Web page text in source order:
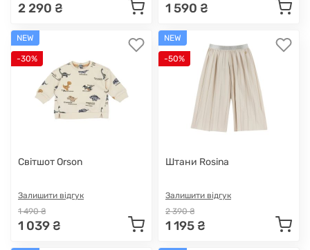
2 290 ₴ 1 590 ₴
NEW
-30%
Світшот Orson
Залишити відгук
1 490 ₴
1 039 ₴
NEW
-50%
Штани Rosina
Залишити відгук
2 390 ₴
1 195 ₴